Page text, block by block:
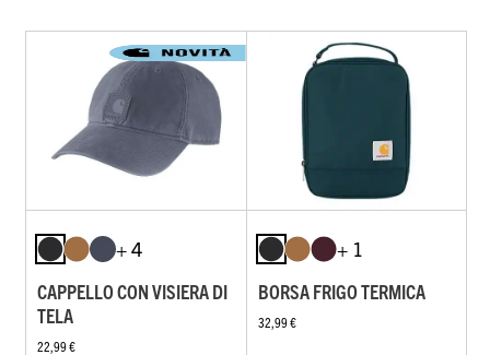
+ 4
CAPPELLO CON VISIERA DI
TELA
22,99 €
+ 1
BORSA FRIGO TERMICA
32,99 €